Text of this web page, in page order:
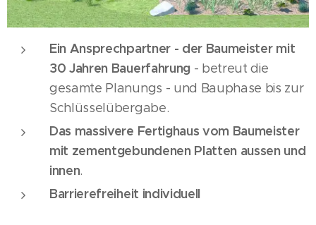
Ein Ansprechpartner - der Baumeister mit
30 Jahren Bauerfahrung- betreut die
gesamte Planungs - und Bauphase bis zur
Schlüsselübergabe.
Das massivere Fertighaus vom Baumeister
mit zementgebundenen Platten aussen und
innen.
Barrierefreiheit individuell